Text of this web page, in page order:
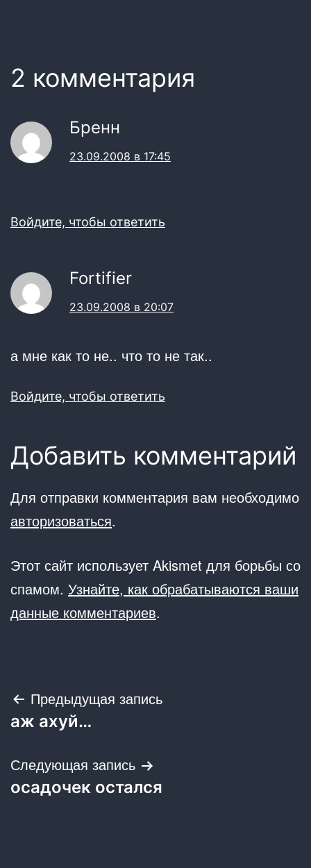
2 комментария
Бренн
23.09.2008 в 17:45
Войдите, чтобы ответить
Fortifier
23.09.2008 в 20:07
а мне как то не.. что то не так..
Войдите, чтобы ответить
Добавить комментарий
Для отправки комментария вам необходимо
авторизоваться.
Этот сайт использует Akismet для борьбы со
спамом. Узнайте, как обрабатываются ваши
данные комментариев.
Навигация
по
записям
Предыдущая запись
аж ахуй…
Следующая запись
осадочек остался